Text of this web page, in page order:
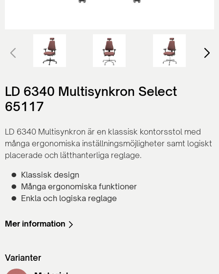
LD 6340 Multisynkron Select
65117
LD 6340 Multisynkron är en klassisk kontorsstol med
många ergonomiska inställningsmöjligheter samt logiskt
placerade och lätthanterliga reglage.
Klassisk design
Många ergonomiska funktioner
Enkla och logiska reglage
Mer information
Varianter